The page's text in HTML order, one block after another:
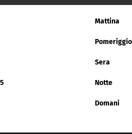
Mattina
Pomeriggio
Sera
Notte
Domani